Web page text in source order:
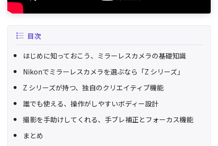
目次
はじめに知っておこう、ミラーレスカメラの基礎知識
Nikonでミラーレスカメラを選ぶなら「Z シリーズ」
Z シリーズが持つ、独自のクリエイティブ機能
誰でも使える、操作がしやすいボディー設計
撮影を手助けしてくれる、手ブレ補正とフォーカス機能
まとめ